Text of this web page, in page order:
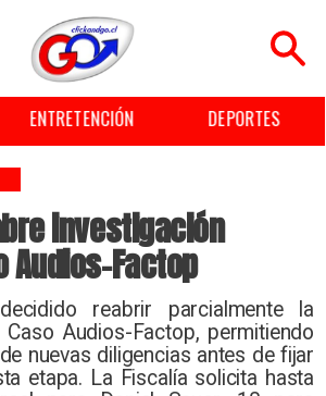
ENTRETENCIÓN DEPORTES
investigación
Audios-Factop
reabrir parcialmente la
Audios-Factop, permitiendo
nuevas diligencias antes de fijar
etapa. La Fiscalía solicita hasta